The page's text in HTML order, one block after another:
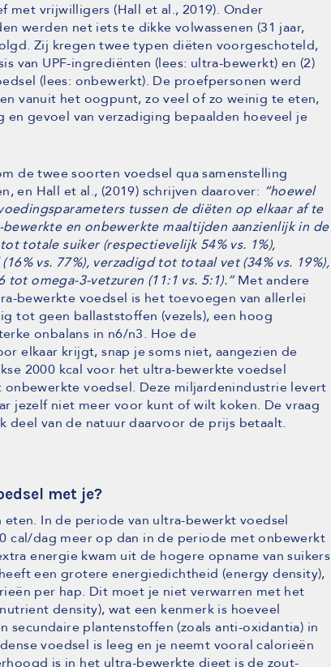
met vrijwilligers (Hall et al., 2019). Onder
werden net iets te dikke volwassenen (31 jaar,
Zij kregen twee typen diëten voorgeschoteld,
van UPF-ingrediënten (lees: ultra-bewerkt) en (2)
(lees: onbewerkt). De proefpersonen werd
vanuit het oogpunt, zo veel of zo weinig te eten,
en gevoel van verzadiging bepaalden hoeveel je
de twee soorten voedsel qua samenstelling
en Hall et al., (2019) schrijven daarover: “hoewel
tussen de diëten op elkaar af te
en onbewerkte maaltijden aanzienlijk in de
totale suiker (respectievelijk 54% vs. 1%),
vs. 77%), verzadigd tot totaal vet (34% vs. 19%),
omega-3-vetzuren (11:1 vs. 5:1).”Met andere
bewerkte voedsel is het toevoegen van allerlei
tot geen ballaststoffen (vezels), een hoog
onbalans in n6/n3. Hoe de
elkaar krijgt, snap je soms niet, aangezien de
2000 kcal voor het ultra-bewerkte voedsel
onbewerkte voedsel. Deze miljardenindustrie levert
jezelf niet meer voor kunt of wilt koken. De vraag
deel van de natuur daarvoor de prijs betaalt.
met je?
eten. In de periode van ultra-bewerkt voedsel
cal/dag meer op dan in de periode met onbewerkt
energie kwam uit de hogere opname van suikers
een grotere energiedichtheid (energy density),
per hap. Dit moet je niet verwarren met het
density), wat een kenmerk is hoeveel
secundaire plantenstoffen (zoals anti-oxidantia) in
voedsel is leeg en je neemt vooral calorieën
is in het ultra-bewerkte dieet is de zout-